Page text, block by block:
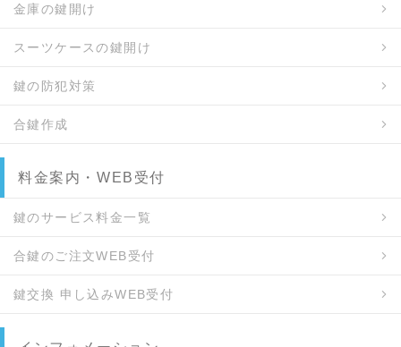
金庫の鍵開け
スーツケースの鍵開け
鍵の防犯対策
合鍵作成
料金案内・WEB受付
鍵のサービス料金一覧
合鍵のご注文WEB受付
鍵交換 申し込みWEB受付